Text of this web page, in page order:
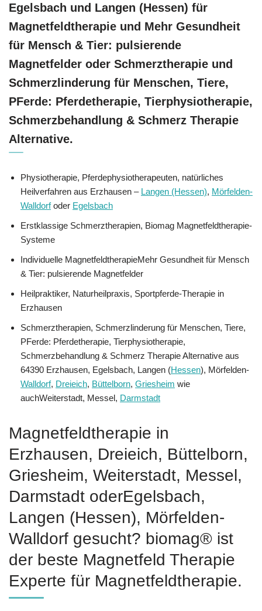
Egelsbach und Langen (Hessen) für
Magnetfeldtherapie und Mehr Gesundheit
für Mensch & Tier: pulsierende
Magnetfelder oder Schmerztherapie und
Schmerzlinderung für Menschen, Tiere,
PFerde: Pferdetherapie, Tierphysiotherapie,
Schmerzbehandlung & Schmerz Therapie
Alternative.
Physiotherapie, Pferdephysiotherapeuten, natürliches
Heilverfahren aus Erzhausen – Langen (Hessen), Mörfelden-
Walldorfoder Egelsbach
Erstklassige Schmerztherapien, Biomag Magnetfeldtherapie-
Systeme
Individuelle MagnetfeldtherapieMehr Gesundheit für Mensch
& Tier: pulsierende Magnetfelder
Heilpraktiker, Naturheilpraxis, Sportpferde-Therapie in
Erzhausen
Schmerztherapien, Schmerzlinderung für Menschen, Tiere,
PFerde: Pferdetherapie, Tierphysiotherapie,
Schmerzbehandlung & Schmerz Therapie Alternative aus
64390 Erzhausen, Egelsbach, Langen (Hessen), Mörfelden-
Walldorf, Dreieich, Büttelborn, Griesheim wie
auchWeiterstadt, Messel, Darmstadt
Magnetfeldtherapie in
Erzhausen, Dreieich, Büttelborn,
Griesheim, Weiterstadt, Messel,
Darmstadt oderEgelsbach,
Langen (Hessen), Mörfelden-
Walldorf gesucht? biomag® ist
der beste Magnetfeld Therapie
Experte für Magnetfeldtherapie.